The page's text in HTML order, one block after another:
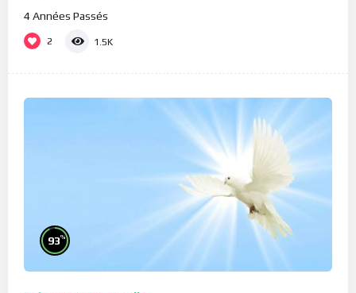
4 Années Passés
2 1.5K
93%